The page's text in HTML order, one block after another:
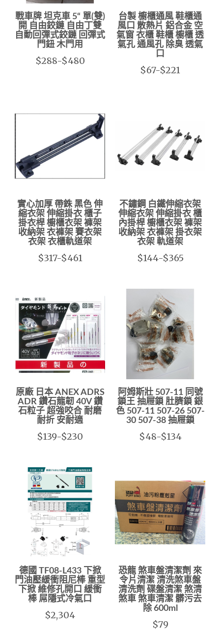
戰車牌 坦克車 5“ 單(雙)
開 自由鉸鏈 自由丁雙
自動回彈式鉸鏈 回彈式
門鈕 木門用
$288-$480
台製 櫥櫃通風 鞋櫃通
風口 散熱片 鋁合金 空
氣窗 衣櫃 鞋櫃 櫥櫃 透
氣孔 通風孔 除臭 透氣
口
$67-$221
實心加厚 帶銖 黑色 伸
縮衣架 伸縮掛衣 櫃子
掛衣桿 櫥櫃衣架 褲架
收納架 衣褲架 賽衣架
衣架 衣櫃軌道架
$317-$461
不鏽鋼 白鐵伸縮衣架
伸縮衣架 伸縮掛衣 櫃
內掛桿 櫥櫃衣架 褲架
收納架 衣褲架 掛衣架
衣架 軌道架
$144-$365
原廠 日本 ANEX ADRS
ADR 鑽石龍韌 40V 鑽
石粒子 超強咬合 耐磨
耐折 安耐適
$139-$230
阿姆斯壯 507-11 同號
鎖王 抽屜鎖 肚臍鎖 銀
色 507-11 507-26 507-
30 507-38 抽屜鎖
$48-$134
德國 TF08-L433 下掀
門油壓緩衝阻尼棒 重型
下掀 維修孔開口 緩衝
棒 屌隱式冷氣口
$2,304
恐龍 煞車盤清潔劑 來
令片清潔 清洗煞車盤
清洗劑 碟盤清潔 煞清
煞車 煞車清潔 髒污去
除 600ml
$79